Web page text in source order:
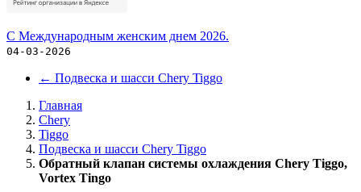
С Международным женским днем 2026.
04-03-2026
← Подвеска и шасси Chery Tiggo
Главная
Chery
Tiggo
Подвеска и шасси Chery Tiggo
Обратный клапан системы охлаждения Chery Tiggo,
Vortex Tingo